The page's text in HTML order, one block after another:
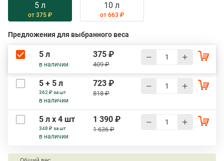
5 л
от 375 ₽
10 л
от 663 ₽
Предложения для выбранного веса
5 л
в наличии
375 ₽
409 ₽
5 + 5 л
362 ₽ за шт
в наличии
723 ₽
818 ₽
5 л х 4 шт
348 ₽ за шт
в наличии
1 390 ₽
1 636 ₽